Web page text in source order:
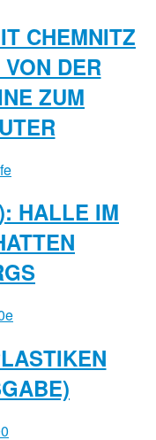
CHEMNITZ
DER
ZUM
HALLE IM